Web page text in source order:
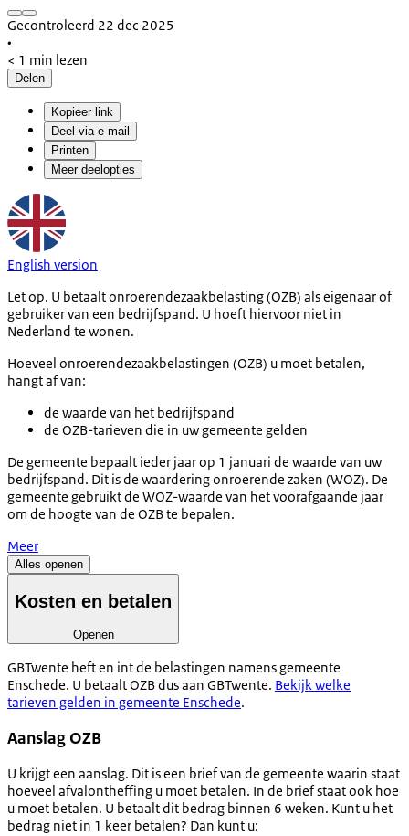
Gecontroleerd 22 dec 2025
•
< 1 min lezen
Delen
Kopieer link
Deel via e-mail
Printen
Meer deelopties
English version
Let op. U betaalt onroerendezaakbelasting (OZB) als eigenaar of
gebruiker van een bedrijfspand. U hoeft hiervoor niet in
Nederland te wonen.
Hoeveel onroerendezaakbelastingen (OZB) u moet betalen,
hangt af van:
de waarde van het bedrijfspand
de OZB-tarieven die in uw gemeente gelden
De gemeente bepaalt ieder jaar op 1 januari de waarde van uw
bedrijfspand. Dit is de waardering onroerende zaken (WOZ). De
gemeente gebruikt de WOZ-waarde van het voorafgaande jaar
om de hoogte van de OZB te bepalen.
Meer
Alles openen
Kosten en betalen
Openen
GBTwente heft en int de belastingen namens gemeente
Enschede. U betaalt OZB dus aan GBTwente. Bekijk welke
tarieven gelden in gemeente Enschede.
Aanslag OZB
U krijgt een aanslag. Dit is een brief van de gemeente waarin staat
hoeveel afvalontheffing u moet betalen. In de brief staat ook hoe
u moet betalen. U betaalt dit bedrag binnen 6 weken. Kunt u het
bedrag niet in 1 keer betalen? Dan kunt u: